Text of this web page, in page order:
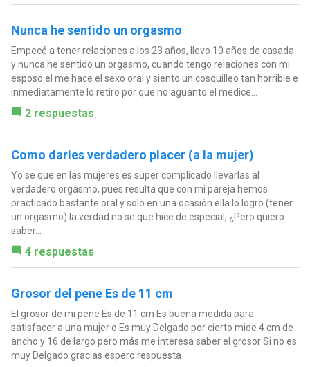
Nunca he sentido un orgasmo
Empecé a tener relaciones a los 23 años, llevo 10 años de casada
y nunca he sentido un orgasmo, cuando tengo relaciones con mi
esposo el me hace el sexo oral y siento un cosquilleo tan horrible e
inmediatamente lo retiro por que no aguanto el medice...
2 respuestas
Como darles verdadero placer (a la mujer)
Yo se que en las mujeres es super complicado llevarlas al
verdadero orgasmo, pues resulta que con mi pareja hemos
practicado bastante oral y solo en una ocasión ella lo logro (tener
un orgasmo) la verdad no se que hice de especial, ¿Pero quiero
saber...
4 respuestas
Grosor del pene Es de 11 cm
El grosor de mi pene Es de 11 cm Es buena medida para
satisfacer a una mujer o Es muy Delgado por cierto mide 4 cm de
ancho y 16 de largo pero más me interesa saber el grosor Si no es
muy Delgado gracias espero respuesta